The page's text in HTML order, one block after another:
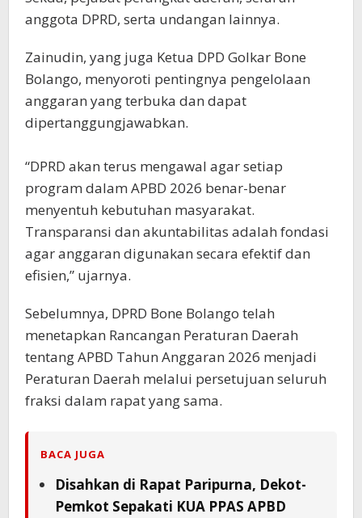
anggota DPRD, serta undangan lainnya.
Zainudin, yang juga Ketua DPD Golkar Bone
Bolango, menyoroti pentingnya pengelolaan
anggaran yang terbuka dan dapat
dipertanggungjawabkan.
“DPRD akan terus mengawal agar setiap
program dalam APBD 2026 benar-benar
menyentuh kebutuhan masyarakat.
Transparansi dan akuntabilitas adalah fondasi
agar anggaran digunakan secara efektif dan
efisien,” ujarnya.
Sebelumnya, DPRD Bone Bolango telah
menetapkan Rancangan Peraturan Daerah
tentang APBD Tahun Anggaran 2026 menjadi
Peraturan Daerah melalui persetujuan seluruh
fraksi dalam rapat yang sama.
BACA JUGA
Disahkan di Rapat Paripurna, Dekot-
Pemkot Sepakati KUA PPAS APBD